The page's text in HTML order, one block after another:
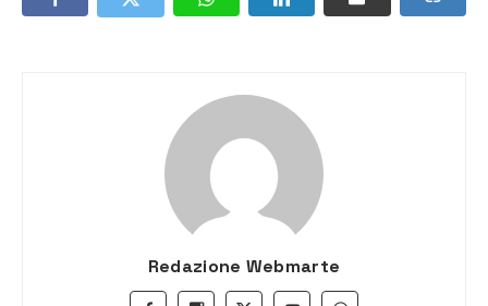
Redazione Webmarte